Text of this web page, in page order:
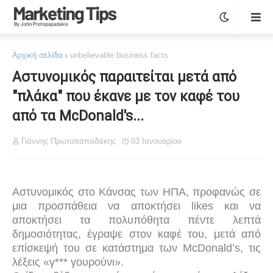
Αρχική σελίδα unbelievable business facts
Αστυνομικός παραιτείται μετά από
"πλάκα" που έκανε με τον καφέ του
από τα McDonald's...
Γιάννης Πρωτοπαπαδάκης 03 Ιανουαρίου
Αστυνομικός στο Κάνσας των ΗΠΑ, προφανώς σε
μια προσπάθεια να αποκτήσει
likes
και να
αποκτήσει τα πολυπόθητα πέντε λεπτά
δημοσιότητας, έγραψε στον καφέ του, μετά από
επίσκεψή του σε κατάστημα των McDonald’s, τις
λέξεις «γ*** γουρούνι».